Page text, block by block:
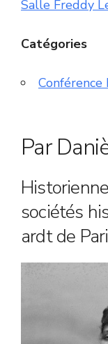
Salle Freddy
Catégories
Par
sociétés
ardt de